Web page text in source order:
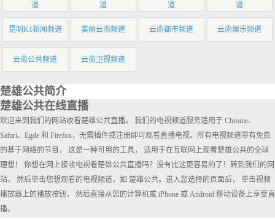
道
道
道
道
昆明K1新闻频道 美丽云南频道 云南都市频道 云南娱乐频道
云南公共频道 云南卫视频道
楚雄公共简介
楚雄公共在线直播
欢迎来到我们的网站收看楚雄公共直播。 我们的电视频道服务适用于 Chrome、
Safari、Egde 和 Firefox，无需插件或注册即可观看直播电视。所有电视频道带有免费
的基于网络的节目， 这是一种可用的工具， 适用于在互联网上观看楚雄公共的全球
理想！ 你想在网上接收电视看楚雄公共直播吗？没有比这更容易的了！转到我们的网
站， 然后单击您想观看的电视频道，如 楚雄公共。进入您选择的页面后， 单击视频
播放器上的播放按钮， 然后直接从您的计算机或 iPhone 或 Android 移动设备上享受直
播。